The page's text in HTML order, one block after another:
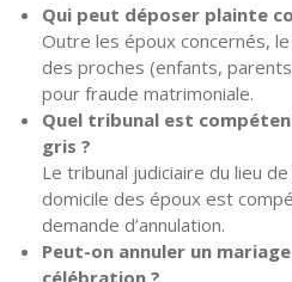
Qui peut déposer plainte
Outre les époux concernés,
des proches (enfants,
pour fraude matrimoniale.
Quel tribunal est
gris ?
Le tribunal judiciaire du lieu
domicile des époux est
demande d’annulation.
Peut-on annuler un
célébration ?